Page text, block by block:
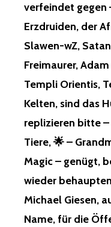
verfeindet gegen
Erzdruiden, der
Slawen-wZ,
Freimaurer,
Templi Orientis,
Kelten, sind das
replizieren bitte –
Tiere, 🌟 –
Magic – genügt,
wieder
Michael Giesen,
Name, für die